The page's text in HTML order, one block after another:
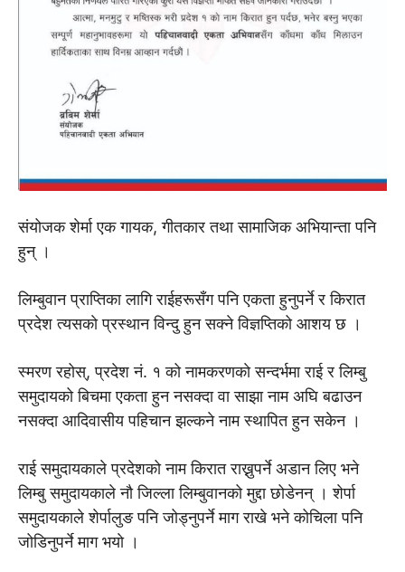
संयोजक शेर्मा एक गायक, गीतकार तथा सामाजिक अभियान्ता पनि
हुन् ।
लिम्बुवान प्राप्तिका लागि राईहरूसँग पनि एकता हुनुपर्ने र किरात
प्रदेश त्यसकाे प्रस्थान विन्दु हुन सक्ने विज्ञप्तिको आशय छ ।
स्मरण रहोस्, प्रदेश नं. १ को नामकरणकाे सन्दर्भमा राई र लिम्बु
समुदायको बिचमा एकता हुन नसक्दा वा साझा नाम अघि बढाउन
नसक्दा आदिवासीय पहिचान झल्कने नाम स्थापित हुन सकेन ।
राई समुदायकाले प्रदेशको नाम किरात राख्नुपर्ने अडान लिए भने
लिम्बु समुदायकाले नौ जिल्ला लिम्बुवानको मुद्दा छोडेनन् । शेर्पा
समुदायकाले शेर्पालुङ पनि जोड्नुपर्ने माग राखे भने कोचिला पनि
जोडिनुपर्ने माग भयाे ।